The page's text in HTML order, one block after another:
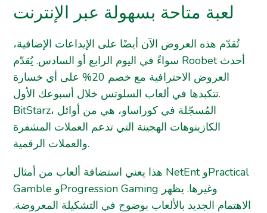
لعبة متاحة بسهولة عبر الإنترنت
تُقدّم هذه العروض الآن أيضًا على الإيداعات الإضافية،
سواءً في اليوم الرابع أو السادس. يُقدّم Roobet أحدث
العروض الاحترافية مع خصم 20% على أي خسارة
تتكبدها في ألعاب السلوتس خلال أسبوعك الأول.
BitStarz، المُسجّلة في كوراساو، هي من أوائل
الكازينوهات الهجينة التي تدعم العملات المشفرة
والعملات الرقمية.
هذا يعني استضافة ألعاب من أمثال NetEnt وPractical
Gamble وProgression Gaming وغيرها. يظهر
الاهتمام الجديد بالألعاب بوضوح في التشكيلة المعروضة.